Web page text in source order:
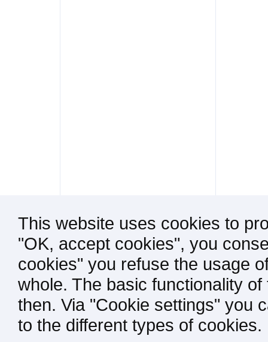
This website uses cookies to
"OK, accept cookies", you
cookies" you refuse the usage
whole. The basic functionality
then. Via "Cookie settings" you
to the different types of cookies.